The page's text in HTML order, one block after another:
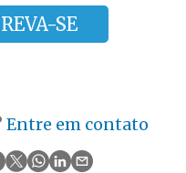
SE
Entre em contato